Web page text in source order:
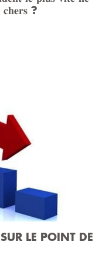
𝐜𝐡𝐞𝐫𝐬 ?
LE POINT DE